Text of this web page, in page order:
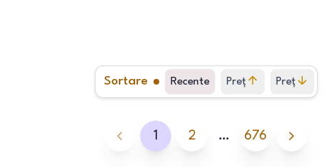
Sortare Recente Preț
crescător
Preț
descrescător
1 2 … 676